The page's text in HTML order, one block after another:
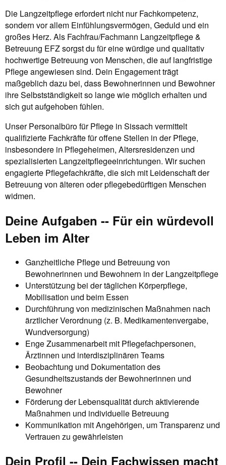
Die Langzeitpflege erfordert nicht nur Fachkompetenz,
sondern vor allem Einfühlungsvermögen, Geduld und ein
großes Herz. Als Fachfrau/Fachmann Langzeitpflege &
Betreuung EFZ sorgst du für eine würdige und qualitativ
hochwertige Betreuung von Menschen, die auf langfristige
Pflege angewiesen sind. Dein Engagement trägt
maßgeblich dazu bei, dass Bewohnerinnen und Bewohner
ihre Selbstständigkeit so lange wie möglich erhalten und
sich gut aufgehoben fühlen.
Unser Personalbüro für Pflege in Sissach vermittelt
qualifizierte Fachkräfte für offene Stellen in der Pflege,
insbesondere in Pflegeheimen, Altersresidenzen und
spezialisierten Langzeitpflegeeinrichtungen. Wir suchen
engagierte Pflegefachkräfte, die sich mit Leidenschaft der
Betreuung von älteren oder pflegebedürftigen Menschen
widmen.
Deine Aufgaben -- Für ein würdevoll
Leben im Alter
Ganzheitliche Pflege und Betreuung von
Bewohnerinnen und Bewohnern in der Langzeitpflege
Unterstützung bei der täglichen Körperpflege,
Mobilisation und beim Essen
Durchführung von medizinischen Maßnahmen nach
ärztlicher Verordnung (z. B. Medikamentenvergabe,
Wundversorgung)
Enge Zusammenarbeit mit Pflegefachpersonen,
Ärztinnen und interdisziplinären Teams
Beobachtung und Dokumentation des
Gesundheitszustands der Bewohnerinnen und
Bewohner
Förderung der Lebensqualität durch aktivierende
Maßnahmen und individuelle Betreuung
Kommunikation mit Angehörigen, um Transparenz und
Vertrauen zu gewährleisten
Dein Profil -- Dein Fachwissen macht